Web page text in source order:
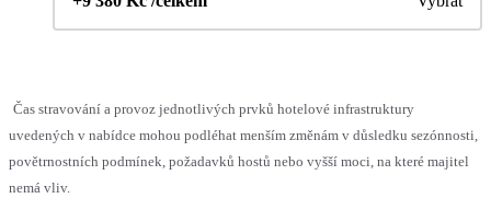
Čas stravování a provoz jednotlivých prvků hotelové infrastruktury
uvedených v nabídce mohou podléhat menším změnám v důsledku sezónnosti,
povětrnostních podmínek, požadavků hostů nebo vyšší moci, na které majitel
nemá vliv.